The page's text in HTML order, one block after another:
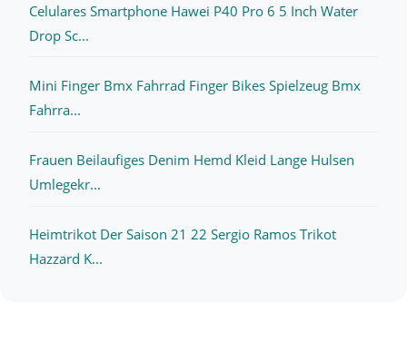
Celulares Smartphone Hawei P40 Pro 6 5 Inch Water
Drop Sc...
Mini Finger Bmx Fahrrad Finger Bikes Spielzeug Bmx
Fahrra...
Frauen Beilaufiges Denim Hemd Kleid Lange Hulsen
Umlegekr...
Heimtrikot Der Saison 21 22 Sergio Ramos Trikot
Hazzard K...